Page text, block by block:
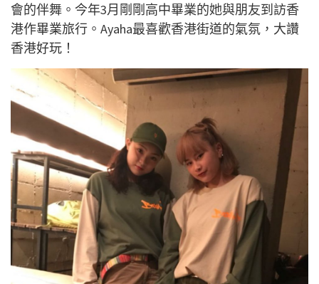
會的伴舞。今年3月剛剛高中畢業的她與朋友到訪香
港作畢業旅行。Ayaha最喜歡香港街道的氣氛，大讚
香港好玩！